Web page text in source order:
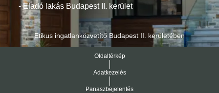
- Eladó lakás Budapest II. kerület
Etikus ingatlanközvetítő Budapest II. kerületében
Oldaltérkép
Adatkezelés
Panaszbejelentés